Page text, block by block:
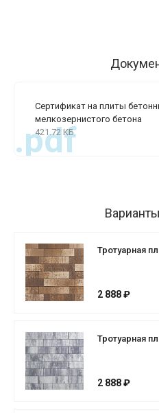
Сертификат на плиты
мелкозернистого бетона
421.72 КБ
.pdf
Тротуарная
2 888 ₽
Тротуарная
2 888 ₽